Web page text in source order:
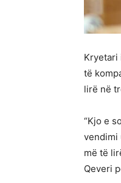
Kryetari
të
lirë në
“Kjo e
vendimi
më të
Qeveri